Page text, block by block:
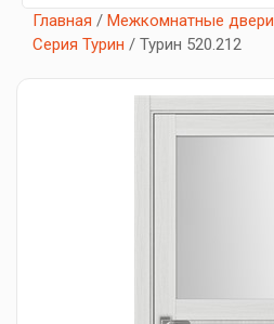
Главная / Межкомнатные двери
Серия Турин / Турин 520.212